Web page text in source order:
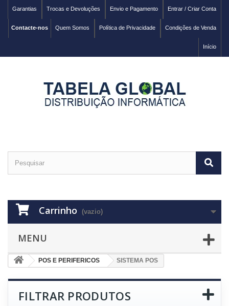
Entrar / Criar Conta
Envio e Pagamento
Trocas e Devoluções
Garantias
Condições de Venda
Política de Privacidade
Quem Somos
Contacte-nos
Início
Carrinho (vazio)
MENU
POS E PERIFERICOS SISTEMA POS
FILTRAR PRODUTOS